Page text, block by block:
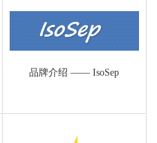
品牌介绍 —— IsoSep